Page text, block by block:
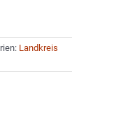
Landkreis